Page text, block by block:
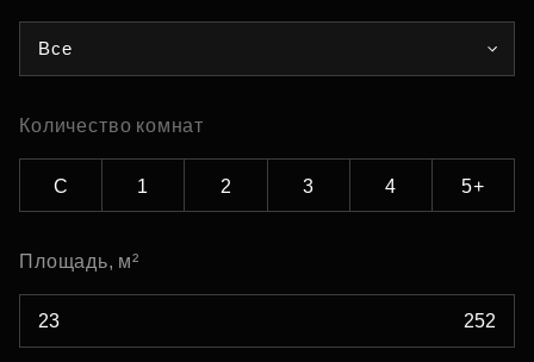
Все
Количество комнат
С 1 2 3 4 5+
Площадь, м²